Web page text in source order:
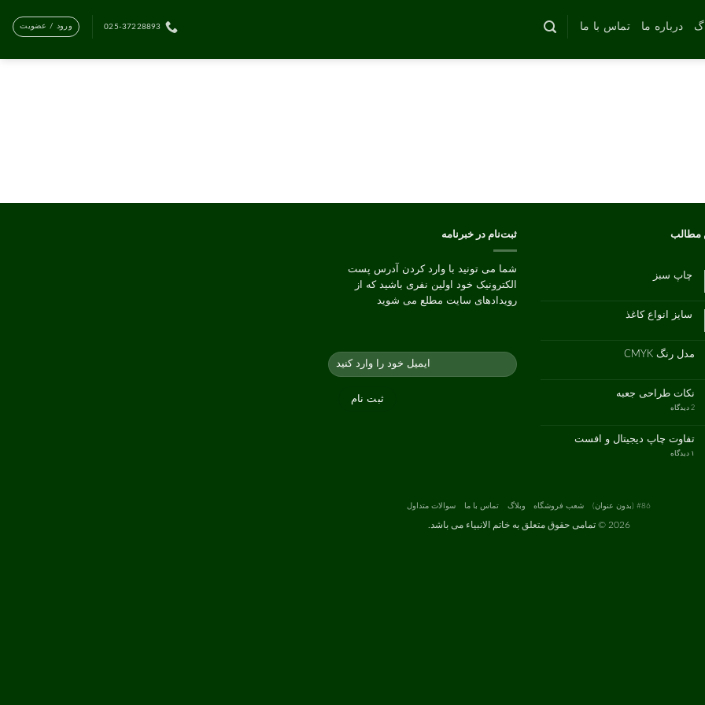
درباره ما تماس با ما 025-37228893 ورود / عضویت
مطالب
چاپ سبز
چاپ
سبز
نشده
سایز انواع کاغذ
سایز
انواع
نشده
مدل رنگ CMYK
مدل
رنگ
CMYK
نشده
نکات طراحی جعبه
2 دیدگاه
برای
تفاوت چاپ دیجیتال و افست
۱ دیدگاه
برای
ثبت‌نام در خبرنامه
شما می تونید با وارد کردن آدرس پست
الکترونیک خود اولین نفری باشید که از
رویدادهای سایت مطلع می شوید
#86 (بدون عنوان) شعب فروشگاه وبلاگ تماس با ما سوالات متداول
2026 © تمامی حقوق متعلق به خاتم الانبیاء می باشد.